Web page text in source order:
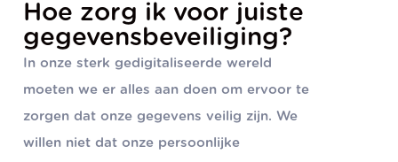
Hoe zorg ik voor juiste
gegevensbeveiliging?
In onze sterk gedigitaliseerde wereld
moeten we er alles aan doen om ervoor te
zorgen dat onze gegevens veilig zijn. We
willen niet dat onze persoonlijke